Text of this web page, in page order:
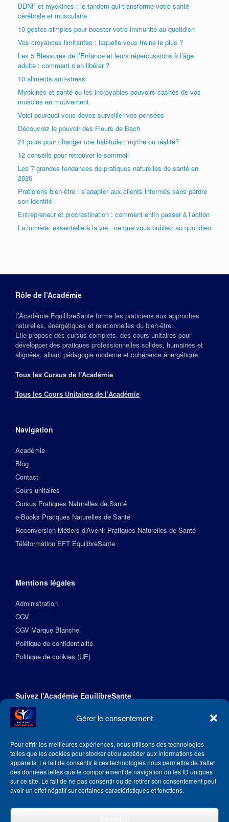
Gérer le consentement
Pour offrir les meilleures expériences, nous utilisons des technologies
telles que les cookies pour stocker et/ou accéder aux informations des
appareils. Le fait de consentir à ces technologies nous permettra de traiter
des données telles que le comportement de navigation ou les ID uniques
sur ce site. Le fait de ne pas consentir ou de retirer son consentement peut
avoir un effet négatif sur certaines caractéristiques et fonctions.
BDNF et myokines : le tandem qui transforme votre santé
cérébrale et musculaire
10 gestes simples pour booster votre immunité au quotidien
Vos croyances limitantes : laquelle vous freine le plus ?
Les 5 Blessures de l’Enfance et leurs répercussions à l’âge
adulte : comment s’en libérer ?
10 aliments anti-stress
Myokines et santé ou les incroyables pouvoirs cachés de vos
muscles en mouvement
Voici pourquoi vous devez surveiller vos pensées
Découvrez le pouvoir des Fleurs de Bach
21 jours pour changer une habitude : mythe ou réalité?
12 conseils pour retrouver le sommeil
Les 7 grandes tendances de pratiques naturelles de santé en
2026
Praticiens bien-être : s’adapter aux clients informés sans perdre
son identité
Entrepreneur et procrastination : comment enfin passer à l’action
La lumière, essentielle à la vie : ce que vous oubliez au quotidien
Rôle de l’Académie
L’Académie EquilibreSante forme les praticiens aux approches
naturelles, énergétiques et relationnelles du bien‑être.
Elle propose des cursus complets, des cours unitaires pour
développer des pratiques professionnelles solides, humaines et
alignées, alliant pédagogie moderne et cohérence énergétique.
Tous les Cursus de l’Académie
Tous les Cours Unitaires de l’Académie
Navigation
Académie
Blog
Contact
Cours unitaires
Cursus Pratiques Naturelles de Santé
e-Books Pratiques Naturelles de Santé
Reconversion Métiers d’Avenir Pratiques Naturelles de Santé
Téléformation EFT EquilibreSante
Mentions légales
Administration
CGV
CGV Marque Blanche
Politique de confidentialité
Politique de cookies (UE)
Suivez l’Académie EquilibreSante